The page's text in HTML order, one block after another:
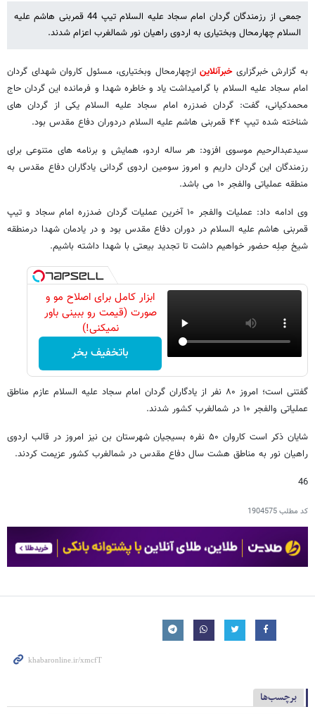
جمعی از رزمندگان گردان امام سجاد علیه السلام تیپ 44 قمربنی هاشم علیه
السلام چهارمحال وبختیاری به اردوی راهیان نور شمالغرب اعزام شدند.
به گزارش خبرگزاریخبرآنلاینازچهارمحال وبختیاری، مسئول کاروان شهدای گردان
امام سجاد علیه السلام با گرامیداشت یاد و خاطره شهدا و فرمانده این گردان حاج
محمدکیانی، گفت: گردان ضدزره امام سجاد علیه السلام یکی از گردان های
شناخته شده تیپ ۴۴ قمربنی هاشم علیه السلام دردوران دفاع مقدس بود.
سیدعبدالرحیم موسوی افزود: هر ساله اردو، همایش و برنامه های متنوعی برای
رزمندگان این گردان داریم و امروز سومین اردوی گردانی یادگاران دفاع مقدس به
منطقه عملیاتی والفجر ۱۰ می باشد.
وی ادامه داد: عملیات والفجر ۱۰ آخرین عملیات گردان ضدزره امام سجاد و تیپ
قمربنی هاشم علیه السلام در دوران دفاع مقدس بود و در یادمان شهدا درمنطقه
شیخ صِلِه حضور خواهیم داشت تا تجدید بیعتی با شهدا داشته باشیم.
ابزار کامل برای اصلاح مو و
صورت (قیمت رو ببینی باور
نمیکنی!)
باتخفیف بخر
گفتنی است؛ امروز ۸۰ نفر از یادگاران گردان امام سجاد علیه السلام عازم مناطق
عملیاتی والفجر ۱۰ در شمالغرب کشور شدند.
شایان ذکر است کاروان ۵۰ نفره بسیجیان شهرستان بن نیز امروز در قالب اردوی
راهیان نور به مناطق هشت سال دفاع مقدس در شمالغرب کشور عزیمت کردند.
46
کد مطلب1904575
برچسب‌ها